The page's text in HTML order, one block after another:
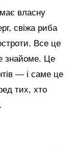
власну
свіжа риба
Все це
знайоме. Це
— і саме це
тих, хто